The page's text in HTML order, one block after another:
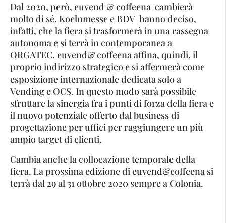
Dal 2020, però, euvend & coffeena cambierà
molto di sé. Koelnmesse e BDV hanno deciso,
infatti, che la fiera si trasformerà in una rassegna
autonoma e si terrà in contemporanea a
ORGATEC. euvend& coffeena affina, quindi, il
proprio indirizzo strategico e si affermerà come
esposizione internazionale dedicata solo a
Vending e OCS. In questo modo sarà possibile
sfruttare la sinergia fra i punti di forza della fiera e
il nuovo potenziale offerto dal business di
progettazione per uffici per raggiungere un più
ampio target di clienti.
Cambia anche la collocazione temporale della
fiera. La prossima edizione di euvend&coffeena si
terrà dal 29 al 31 ottobre 2020 sempre a Colonia.